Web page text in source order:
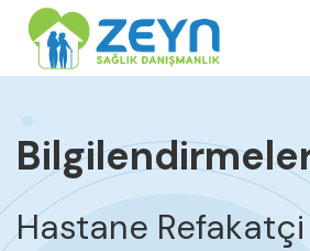
Hastane Refakatçi